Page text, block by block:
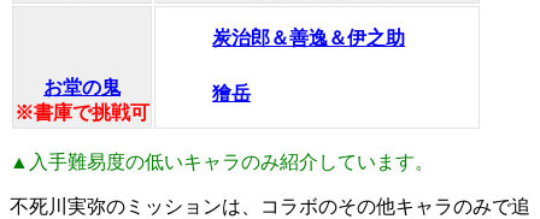
お堂の鬼
※書庫で挑戦可
炭治郎＆善逸＆伊之助
獪岳
▲入手難易度の低いキャラのみ紹介しています。
不死川実弥のミッションは、コラボのその他キャラのみで追